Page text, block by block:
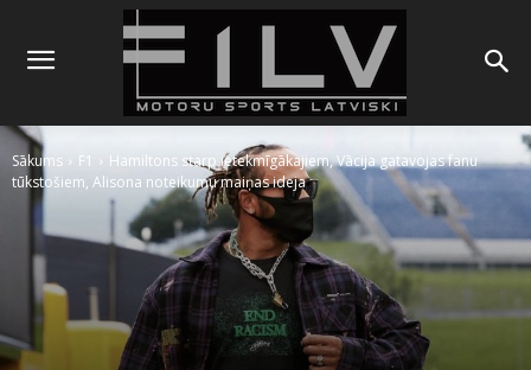
Sākums F1
Hamiltons starp ietekmīgākajiem, Vācija gatavojas fanu
tūkstošiem, Alisona noteikumu maiņas ideja